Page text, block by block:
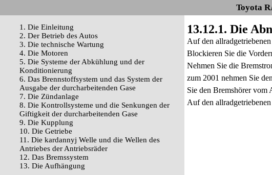
Toyota
1. Die Einleitung
2. Der Betrieb des Autos
3. Die technische Wartung
4. Die Motoren
5. Die Systeme der Abkühlung und der
Konditionierung
6. Das Brennstoffsystem und das System der
Ausgabe der durcharbeitenden Gase
7. Die Zündanlage
8. Die Kontrollsysteme und die Senkungen der
Giftigkeit der durcharbeitenden Gase
9. Die Kupplung
10. Die Getriebe
11. Die kardannyj Welle und die Wellen des
Antriebes der Antriebsräder
12. Das Bremssystem
13. Die Aufhängung
13.12.1. Die
Auf den
Blockieren Sie die
Nehmen Sie die
zum 2001 nehmen Sie
Sie den Bremshörer vom
Auf den